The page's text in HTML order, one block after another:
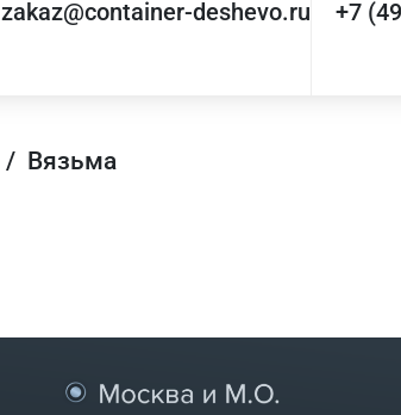
zakaz@container-deshevo.ru +7
/ Вязьма